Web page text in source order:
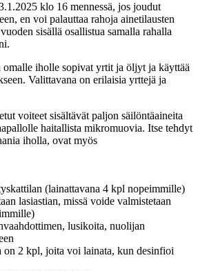
klo 16 mennessä, jos joudut
en voi palauttaa rahoja ainetilausten
sisällä osallistua samalla rahalla
iholle sopivat yrtit ja öljyt ja käyttää
Valittavana on erilaisia yrttejä ja
voiteet sisältävät paljon säilöntäaineita
haitallista mikromuovia. Itse tehdyt
iholla, ovat myös
(lainattavana 4 kpl nopeimmille)
lasiastian, missä voide valmistetaan
lusikoita, nuolijan
2 kpl, joita voi lainata, kun desinfioi